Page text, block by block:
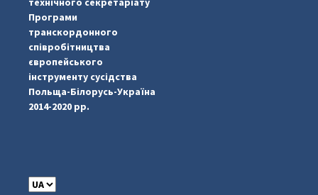
Програми
транскордонного
співробітництва
європейського
інструменту сусідства
Польща-Білорусь-Україна
2014-2020 рр.
C